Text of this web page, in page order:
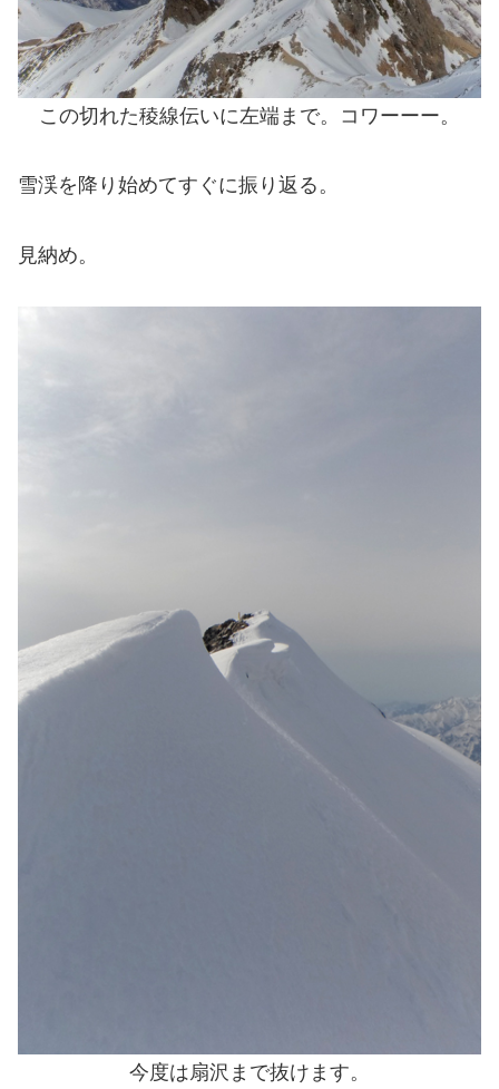
この切れた稜線伝いに左端まで。コワーーー。
雪渓を降り始めてすぐに振り返る。
見納め。
今度は扇沢まで抜けます。